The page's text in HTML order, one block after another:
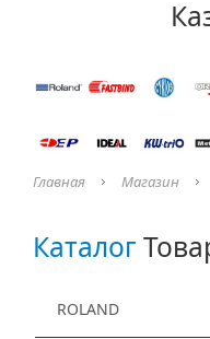
Главная Магазин
Каталог
ROLAND